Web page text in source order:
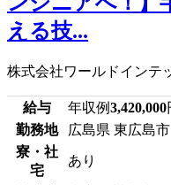
える技...
株式会社ワールドインテ
給与 年収例3,420,000
勤務地
広島県 東広島市
寮・社
宅
あり